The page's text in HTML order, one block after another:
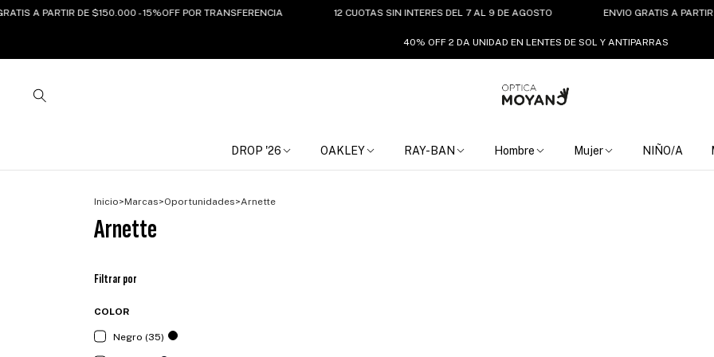
DE $150.000 - 15%OFF POR TRANSFERENCIA 12 CUOTAS SIN INTERES DEL 7 AL 9 DE AGOSTO ENVIO GRATIS A PARTIR DE
40% OFF 2 DA UNIDAD EN LENTES DE SOL Y ANTIPARRAS
DROP '26 OAKLEY RAY-BAN Hombre Mujer NIÑO/A
Inicio>Marcas>Oportunidades>Arnette
Arnette
Filtrar por
COLOR
Negro (35)